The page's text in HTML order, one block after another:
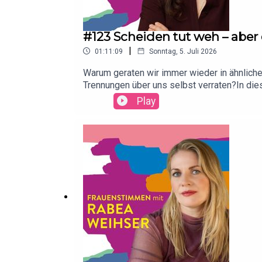
#123 Scheiden tut weh –
01:11:09 | Sonntag, 5. Juli 2026
Warum geraten wir immer wieder in
Trennungen über uns selbst verraten?In
Beziehungsmuster, unerfüllte Bedürfnisse
ihre Wurzeln in alten Erfahrungen haben
kontakt@ildikovonkuerthy.deMehr zu
überlebst (Buch)Mehr zu Ildikó von
genug (Buch und Hörbuch)Eine halbe
Zeit (Buch und Hörbuch)Weitere Bücher und
Play